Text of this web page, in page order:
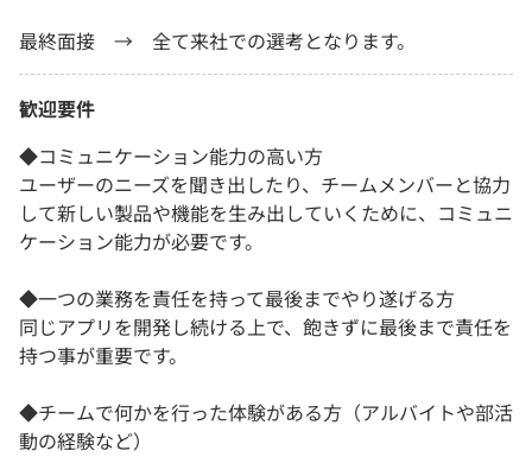
最終面接 → 全て来社での選考となります。
歓迎要件
◆コミュニケーション能力の高い方
ユーザーのニーズを聞き出したり、チームメンバーと協力
して新しい製品や機能を生み出していくために、コミュニ
ケーション能力が必要です。
◆一つの業務を責任を持って最後までやり遂げる方
同じアプリを開発し続ける上で、飽きずに最後まで責任を
持つ事が重要です。
◆チームで何かを行った体験がある方（アルバイトや部活
動の経験など）